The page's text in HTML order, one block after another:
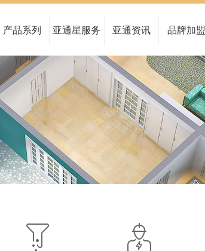
产品系列
家装管系列
民用建筑管系列
市政排污管系列
讯电力管系列
海洋养殖系列
燃气管系列
非开挖管系列
亚通星服务
服务中心
管路图查询
资料下载
真伪查询
亚通报告
检测报告查询
亚通资讯
亚通新闻
行业动态
水管大讲堂
品牌加盟